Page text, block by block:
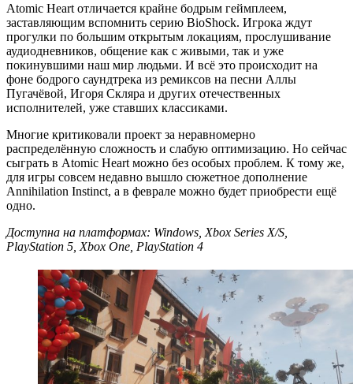
Atomic Heart отличается крайне бодрым геймплеем,
заставляющим вспомнить серию BioShock. Игрока ждут
прогулки по большим открытым локациям, прослушивание
аудиодневников, общение как с живыми, так и уже
покинувшими наш мир людьми. И всё это происходит на
фоне бодрого саундтрека из ремиксов на песни Аллы
Пугачёвой, Игоря Скляра и других отечественных
исполнителей, уже ставших классиками.
Многие критиковали проект за неравномерно
распределённую сложность и слабую оптимизацию. Но сейчас
сыграть в Atomic Heart можно без особых проблем. К тому же,
для игры совсем недавно вышло сюжетное дополнение
Annihilation Instinct, а в феврале можно будет приобрести ещё
одно.
Доступна на платформах: Windows, Xbox Series X/S,
PlayStation 5, Xbox One, PlayStation 4